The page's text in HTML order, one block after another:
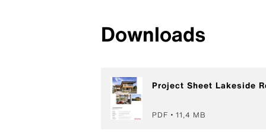
Downloads
Project Sheet Lakeside
PDF 11,4 MB